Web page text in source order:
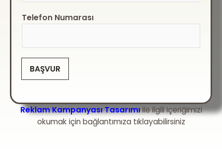
Telefon Numarası
BAŞVUR
Reklam Kampanyası Tasarımıile ilgili içeriğimizi
okumak için bağlantımıza tıklayabilirsiniz